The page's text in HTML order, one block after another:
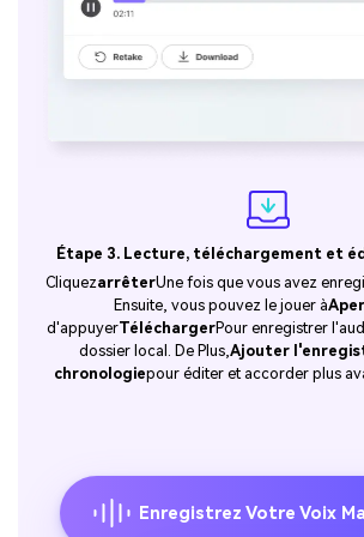
Étape 3. Lecture, téléchargement et
CliquezarrêterUne fois que vous avez
Ensuite, vous pouvez le jouer à
d'appuyerTéléchargerPour enregistrer
dossier local. De Plus, Ajouter
chronologiepour éditer et accorder plus
Enregistrez Votre Voix